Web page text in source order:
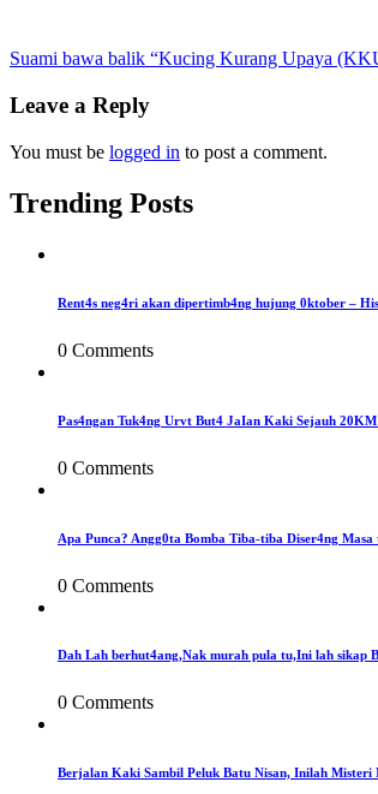
Post
navigation
Suami bawa balik “Kucing Kurang Upaya
Leave a Reply
You must be logged in to post a comment.
Trending Posts
Rent4s neg4ri akan dipertimb4ng hujung 0ktober –
0 Comments
Pas4ngan Tuk4ng Urvt But4 JaIan Kaki Sejauh 20KM
0 Comments
Apa Punca? Angg0ta Bomba Tiba-tiba Diser4ng Masa
0 Comments
Dah Lah berhut4ang,Nak murah pula tu,Ini lah sikap
0 Comments
Berjalan Kaki Sambil Peluk Batu Nisan, Inilah